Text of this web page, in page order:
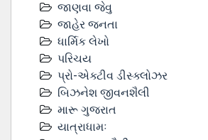
જાણવા જેવુ
જાહેર જનતા
ધાર્મિક લેખો
પરિચય
પ્રો-એક્ટીવ ડીસ્‍ક્લોઝર
બિઝનેશ જીવનશૈલી
મારૂ ગુજરાત
યાત્રાધામઃ